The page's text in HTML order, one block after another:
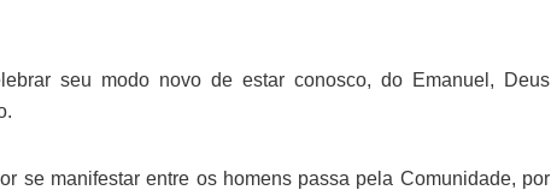
seu modo novo de estar conosco, do Emanuel, Deus
se manifestar entre os homens passa pela Comunidade, por